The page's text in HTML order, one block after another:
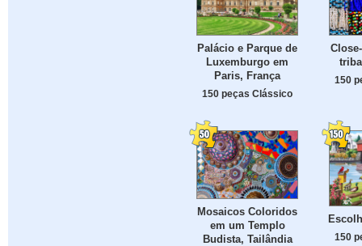
Palácio e Parque de
Luxemburgo em
Paris, França
150 peças Clássico
150
Mosaicos Coloridos
em um Templo
Budista, Tailândia
150